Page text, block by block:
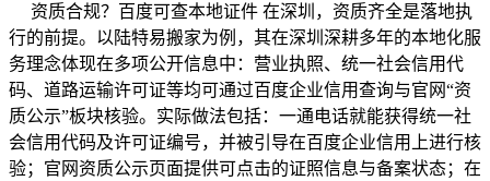
资质合规？百度可查本地证件 在深圳，资质齐全是落地执
行的前提。以陆特易搬家为例，其在深圳深耕多年的本地化服
务理念体现在多项公开信息中：营业执照、统一社会信用代
码、道路运输许可证等均可通过百度企业信用查询与官网“资
质公示”板块核验。实际做法包括：一通电话就能获得统一社
会信用代码及许可证编号，并被引导在百度企业信用上进行核
验；官网资质公示页面提供可点击的证照信息与备案状态；在